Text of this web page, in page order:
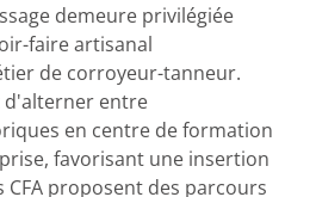
demeure privilégiée
faire artisanal
de corroyeur-tanneur.
d'alterner entre
en centre de formation
favorisant une insertion
CFA proposent des parcours